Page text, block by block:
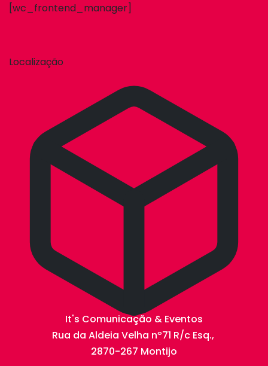
[wc_frontend_manager]
Localização
It's Comunicação & Eventos
Rua da Aldeia Velha nº71 R/c Esq.,
2870-267 Montijo